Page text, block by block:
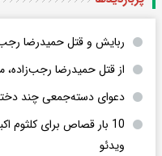
ربایش و قتل حمیدرضا
از قتل حمیدرضا
دعوای دسته‌جمعی چند دختر
10 بار قصاص برای کلثوم
ویدئو